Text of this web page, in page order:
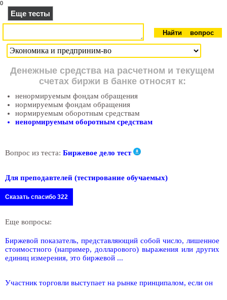
0
Еще тесты
Денежные средства на расчетном и текущем
счетах биржи в банке относят к:
ненормируемым фондам обращения
нормируемым фондам обращения
нормируемым оборотным средствам
ненормируемым оборотным средствам
Вопрос из теста: Биржевое дело тест
Для преподавтелей (тестирование обучаемых)
Сказать спасибо 322
Еще вопросы:
Биржевой показатель, представляющий собой число, лишенное
стоимостного (например, долларового) выражения или других
единиц измерения, это биржевой ...
Участник торговли выступает на рынке принципалом, если он